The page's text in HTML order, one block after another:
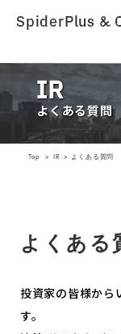
SpiderPlus &
IR
よくある質問
Top IR よくある質問
よくある
投資家の皆様から
す。